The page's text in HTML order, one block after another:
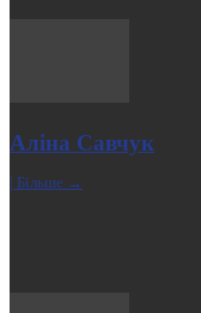
Аліна Савчук
| Більше →